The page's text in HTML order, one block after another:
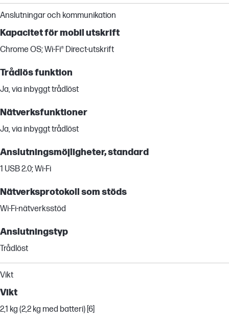
Anslutningar och kommunikation
Kapacitet för mobil utskrift
Chrome OS; Wi-Fi® Direct-utskrift
Trådlös funktion
Ja, via inbyggt trådlöst
Nätverksfunktioner
Ja, via inbyggt trådlöst
Anslutningsmöjligheter, standard
1 USB 2.0; Wi-Fi
Nätverksprotokoll som stöds
Wi-Fi-nätverksstöd
Anslutningstyp
Trådlöst
Vikt
Vikt
2,1 kg (2,2 kg med batteri) [6]